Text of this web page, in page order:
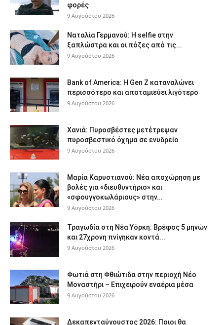
φορές
9 Αυγούστου 2026
Ναταλία Γερμανού: Η selfie στην
ξαπλώστρα και οι πόζες από τις...
9 Αυγούστου 2026
Bank of America: Η Gen Z καταναλώνει
περισσότερο και αποταμιεύει λιγότερο
9 Αυγούστου 2026
Χανιά: Πυροσβέστες μετέτρεψαν
πυροσβεστικό όχημα σε ενυδρείο
9 Αυγούστου 2026
Μαρία Καρυστιανού: Νέα αποχώρηση με
βολές για «διευθυντήριο» και
«σφουγγοκωλάριους» στην...
9 Αυγούστου 2026
Τραγωδία στη Νέα Υόρκη: Βρέφος 5 μηνών
και 27χρονη πνίγηκαν κοντά...
9 Αυγούστου 2026
Φωτιά στη Φθιώτιδα στην περιοχή Νέο
Μοναστήρι – Επιχειρούν εναέρια μέσα
9 Αυγούστου 2026
Δεκαπενταύγουστος 2026: Ποιοι θα